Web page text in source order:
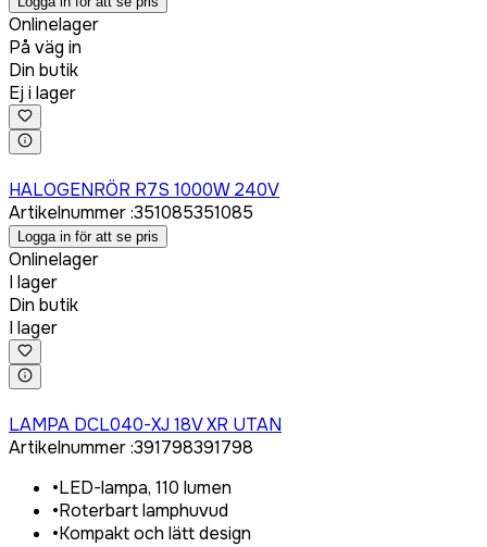
Onlinelager
På väg in
Din butik
Ej i lager
HALOGENRÖR R7S 1000W 240V
Artikelnummer:351085351085
Logga in för att se pris
Onlinelager
I lager
Din butik
I lager
LAMPA DCL040-XJ 18V XR UTAN
Artikelnummer:391798391798
•LED-lampa, 110 lumen
•Roterbart lamphuvud
•Kompakt och lätt design